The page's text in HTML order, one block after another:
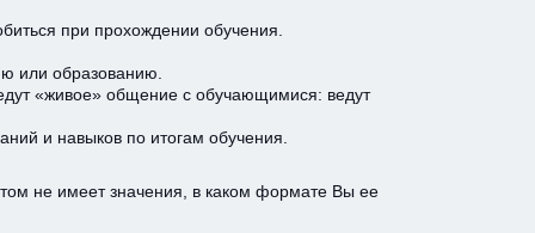
при прохождении обучения.
или образованию.
«живое» общение с обучающимися: ведут
и навыков по итогам обучения.
не имеет значения, в каком формате Вы ее